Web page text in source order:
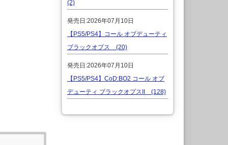
(2)
発売日:2026年07月10日
【PS5/PS4】コール オブデューティ
ブラックオプス (20)
発売日:2026年07月10日
【PS5/PS4】CoD:BO2 コール オブ
デューティ ブラックオプスII (128)